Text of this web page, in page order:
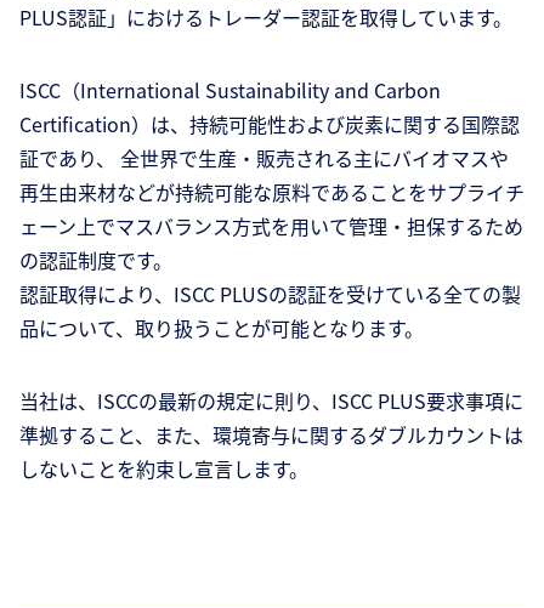
PLUS認証」におけるトレーダー認証を取得しています。
ISCC（International Sustainability and Carbon
Certification）は、持続可能性および炭素に関する国際認
証であり、 全世界で生産・販売される主にバイオマスや
再生由来材などが持続可能な原料であることをサプライチ
ェーン上でマスバランス方式を用いて管理・担保するため
の認証制度です。
認証取得により、ISCC PLUSの認証を受けている全ての製
品について、取り扱うことが可能となります。
当社は、ISCCの最新の規定に則り、ISCC PLUS要求事項に
準拠すること、また、環境寄与に関するダブルカウントは
しないことを約束し宣言します。